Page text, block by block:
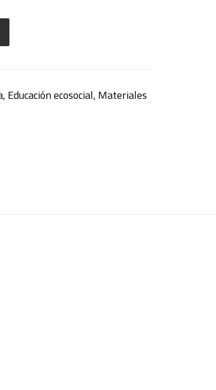
, Educación ecosocial, Materiales